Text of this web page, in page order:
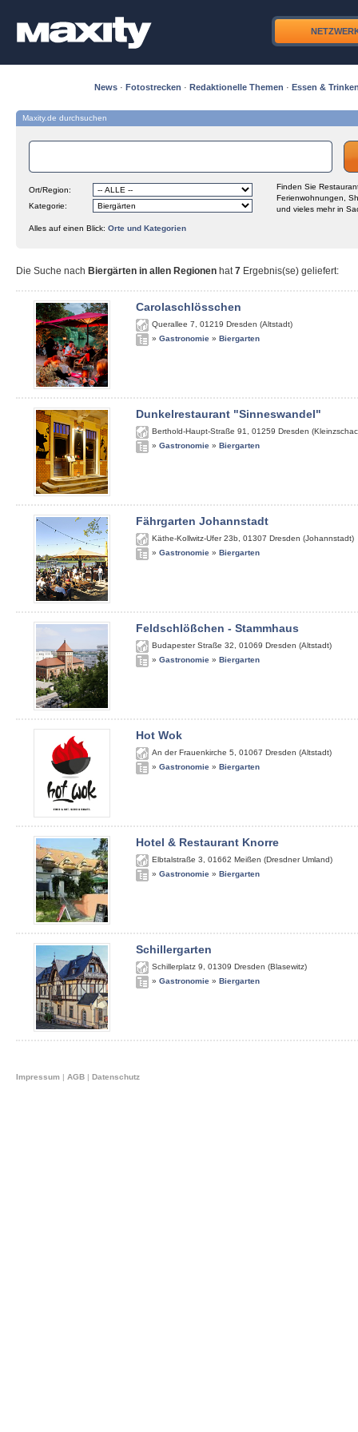
News · Fotostrecken · Redaktionelle Themen · Essen &
Maxity.de durchsuchen
Ort/Region:
Kategorie:
Finden Sie
Ferienwohnungen,
und vieles mehr in
Alles auf einen Blick: Orte und Kategorien
Die Suche nach Biergärten in allen Regionen hat7 Ergebnis(se) geliefert:
Carolaschlösschen
Querallee 7 01219 Dresden (Altstadt)
» Gastronomie » Biergarten
Dunkelrestaurant "Sinneswandel"
Berthold-Haupt-Straße 91 01259 Dresden
» Gastronomie » Biergarten
Fährgarten Johannstadt
Käthe-Kollwitz-Ufer 23b 01307 Dresden (Johannstadt)
» Gastronomie » Biergarten
Feldschlößchen - Stammhaus
Budapester Straße 32 01069 Dresden (Altstadt)
» Gastronomie » Biergarten
Hot Wok
An der Frauenkirche 5 01067 Dresden (Altstadt)
» Gastronomie » Biergarten
Hotel & Restaurant Knorre
Elbtalstraße 3 01662 Meißen (Dresdner Umland)
» Gastronomie » Biergarten
Schillergarten
Schillerplatz 9 01309 Dresden (Blasewitz)
» Gastronomie » Biergarten
Impressum | AGB | Datenschutz